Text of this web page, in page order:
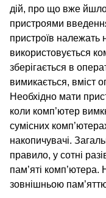
дій, про що вже
пристроями
пристроїв належать
використовується
зберігається в
вимикається, вміст
Необхідно мати
коли комп’ютер
сумісних
накопичувачі.
правило, у сотні
пам’яті
зовнішньою